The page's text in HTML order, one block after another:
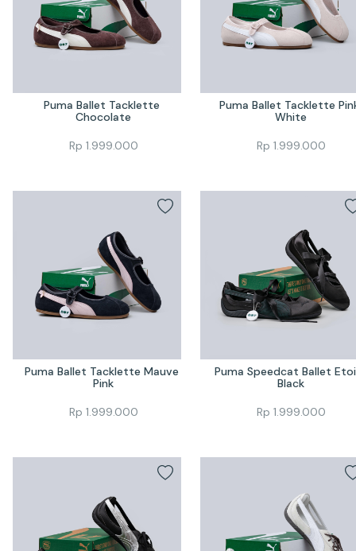
Puma Ballet Tacklette
Chocolate
Rp 1.999.000
Puma Ballet Tacklette
White
Rp 1.999.000
Puma Ballet Tacklette Mauve
Pink
Rp 1.999.000
Puma Speedcat Ballet
Black
Rp 1.999.000